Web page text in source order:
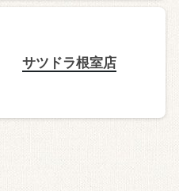
サツドラ根室店